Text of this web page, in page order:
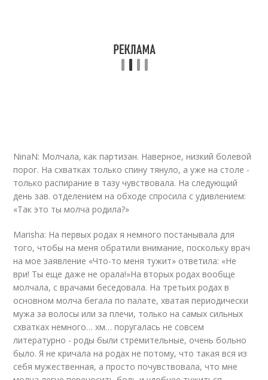
NinaN: Молчала, как партизан. Наверное, низкий болевой
порог. На схватках только спину тянуло, а уже на столе -
только распирание в тазу чувствовала. На следующий
день зав. отделением на обходе спросила с удивлением:
«Так это ты молча родила?»
Marisha: На первых родах я немного постанывала для
того, чтобы на меня обратили внимание, поскольку врач
на мое заявление «Что-то меня тужит» ответила: «Не
ври! Ты еще даже не орала!»На вторых родах вообще
молчала, с врачами беседовала. На третьих родах в
основном молча бегала по палате, хватая периодически
мужа за волосы или за плечи, только на самых сильных
схватках немного… хм… поругалась не совсем
литературно - роды были стремительные, очень больно
было. Я не кричала на родах не потому, что такая вся из
себя мужественная, а просто почувствовала, что мне